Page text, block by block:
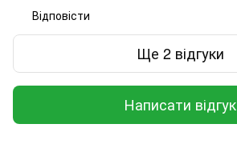
Відповісти
Ще 2 відгуки
Написати відгук